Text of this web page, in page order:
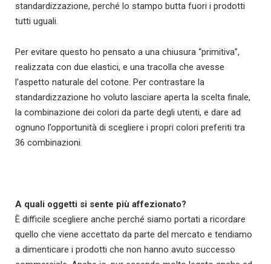
standardizzazione, perché lo stampo butta fuori i prodotti
tutti uguali.
Per evitare questo ho pensato a una chiusura “primitiva”,
realizzata con due elastici, e una tracolla che avesse
l’aspetto naturale del cotone. Per contrastare la
standardizzazione ho voluto lasciare aperta la scelta finale,
la combinazione dei colori da parte degli utenti, e dare ad
ognuno l’opportunità di scegliere i propri colori preferiti tra
36 combinazioni.
A quali oggetti si sente più affezionato?
È difficile scegliere anche perché siamo portati a ricordare
quello che viene accettato da parte del mercato e tendiamo
a dimenticare i prodotti che non hanno avuto successo